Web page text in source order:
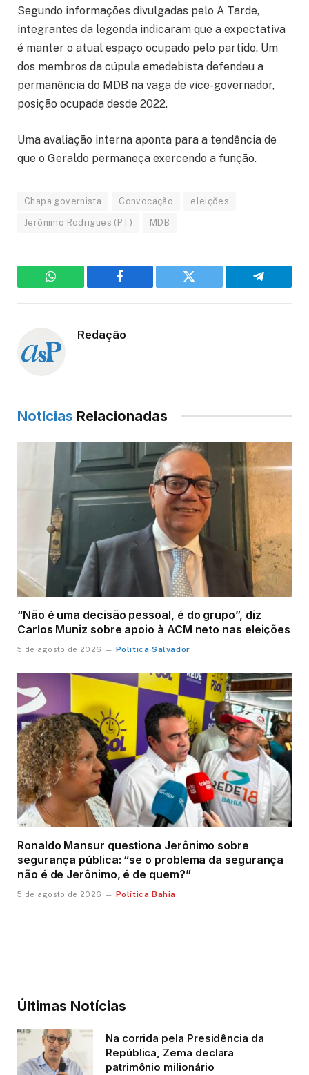
Segundo informações divulgadas pelo A Tarde,
integrantes da legenda indicaram que a expectativa
é manter o atual espaço ocupado pelo partido. Um
dos membros da cúpula emedebista defendeu a
permanência do MDB na vaga de vice-governador,
posição ocupada desde 2022.
Uma avaliação interna aponta para a tendência de
que o Geraldo permaneça exercendo a função.
Chapa governista Convocação eleições
Jerônimo Rodrigues (PT) MDB
WhatsApp Facebook Twitter Telegram
Redação
Notícias Relacionadas
“Não é uma decisão pessoal, é do grupo”, diz
Carlos Muniz sobre apoio à ACM neto nas eleições
5 de agosto de 2026 Política Salvador
Ronaldo Mansur questiona Jerônimo sobre
segurança pública: “se o problema da segurança
não é de Jerônimo, é de quem?”
5 de agosto de 2026 Política Bahia
Últimas Notícias
Na corrida pela Presidência da
República, Zema declara
patrimônio milionário